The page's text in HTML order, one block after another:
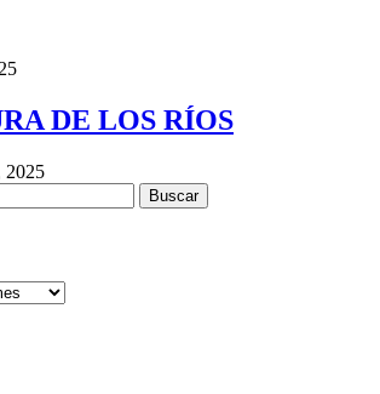
DE LOS RÍOS
2025